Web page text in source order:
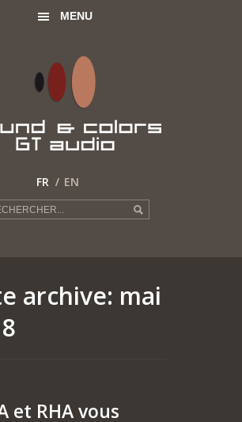
FR EN
MENU
archive: mai
et RHA vous